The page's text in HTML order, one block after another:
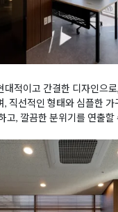
대적이고 간결한 디자인으
, 직선적인 형태와 심플한
고, 깔끔한 분위기를 연출할